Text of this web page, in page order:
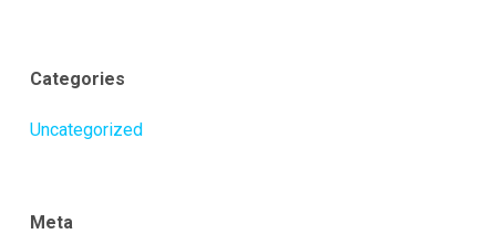
Categories
Uncategorized
Meta